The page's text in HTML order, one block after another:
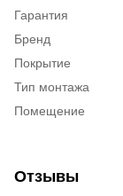
Гарантия
Бренд
Покрытие
Тип монтажа
Помещение
Отзывы